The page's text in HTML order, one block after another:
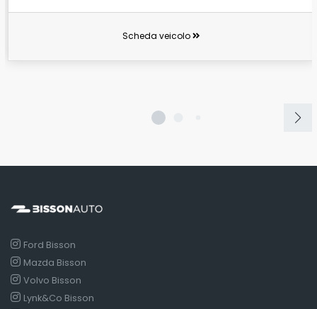
Scheda veicolo
Ford Bisson
Mazda Bisson
Volvo Bisson
Lynk&Co Bisson